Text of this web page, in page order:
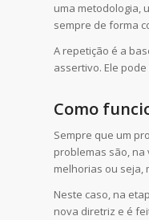
uma metodologia,
sempre de forma
A repetição é a
assertivo. Ele
Como
Sempre que um
problemas são, na
melhorias ou seja,
Neste caso, na
nova diretriz e é